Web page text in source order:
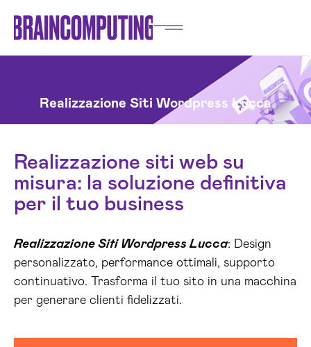
Realizzazione Siti Wordpress Lucca
Realizzazione siti web su
misura: la soluzione definitiva
per il tuo business
Realizzazione Siti Wordpress Lucca: Design
personalizzato, performance ottimali, supporto
continuativo. Trasforma il tuo sito in una macchina
per generare clienti fidelizzati.